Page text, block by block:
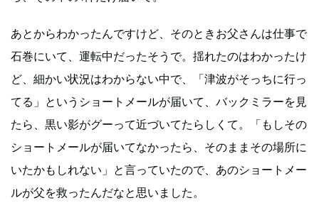
あとからわかったんですけど、そのときお父さんは仕事で
石巻にいて、運転中だったそうで。揺れたのはわかったけ
ど、細かい状況はわからない中で、「津波がそっちに行っ
てる」というショートメールが届いて、バックミラーを見
たら、黒い影がグーって近づいてたらしくて。「もしその
ショートメールが届いてなかったら、そのままその場所に
いたかもしれない」と言っていたので、あのショートメー
ルが父を救ったんだなと思いました。